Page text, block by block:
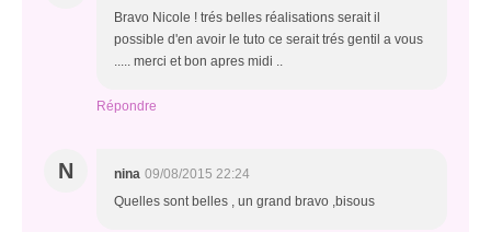
Bravo Nicole ! trés belles réalisations serait il
possible d'en avoir le tuto ce serait trés gentil a vous
..... merci et bon apres midi ..
Répondre
N nina 09/08/2015 22:24
Quelles sont belles , un grand bravo ,bisous